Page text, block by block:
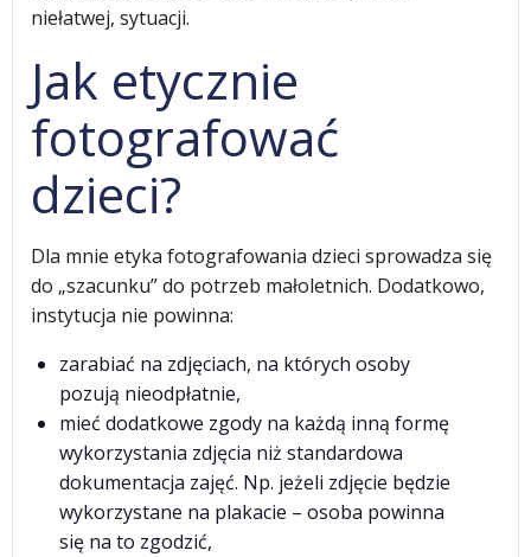
niełatwej, sytuacji.
Jak etycznie
fotografować
dzieci?
Dla mnie etyka fotografowania dzieci sprowadza się
do „szacunku” do potrzeb małoletnich. Dodatkowo,
instytucja nie powinna:
zarabiać na zdjęciach, na których osoby
pozują nieodpłatnie,
mieć dodatkowe zgody na każdą inną formę
wykorzystania zdjęcia niż standardowa
dokumentacja zajęć. Np. jeżeli zdjęcie będzie
wykorzystane na plakacie – osoba powinna
się na to zgodzić,